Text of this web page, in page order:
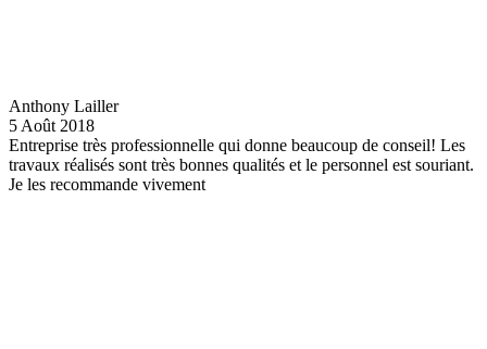
Anthony Lailler
5 Août 2018
Entreprise très professionnelle qui donne beaucoup de conseil! Les
travaux réalisés sont très bonnes qualités et le personnel est souriant.
Je les recommande vivement